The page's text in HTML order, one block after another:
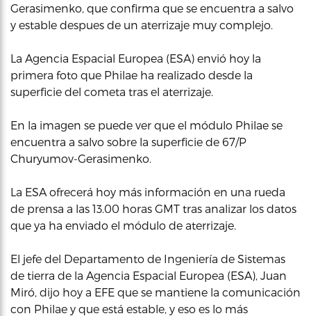
Gerasimenko, que confirma que se encuentra a salvo
y estable despues de un aterrizaje muy complejo.
La Agencia Espacial Europea (ESA) envió hoy la
primera foto que Philae ha realizado desde la
superficie del cometa tras el aterrizaje.
En la imagen se puede ver que el módulo Philae se
encuentra a salvo sobre la superficie de 67/P
Churyumov-Gerasimenko.
La ESA ofrecerá hoy más información en una rueda
de prensa a las 13.00 horas GMT tras analizar los datos
que ya ha enviado el módulo de aterrizaje.
El jefe del Departamento de Ingeniería de Sistemas
de tierra de la Agencia Espacial Europea (ESA), Juan
Miró, dijo hoy a EFE que se mantiene la comunicación
con Philae y que está estable, y eso es lo más